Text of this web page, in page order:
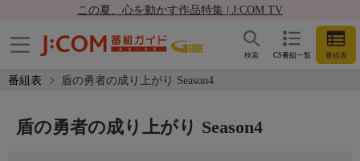
この夏、心を動かす作品特集 | J:COM TV
CS番組一覧 番組表
検索
番組表 盾の勇者の成り上がり Season4
盾の勇者の成り上がり Season4